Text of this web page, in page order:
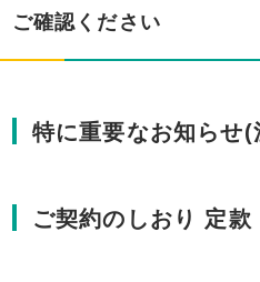
ご確認ください
特に重要なお知らせ(
ご契約のしおり 定款